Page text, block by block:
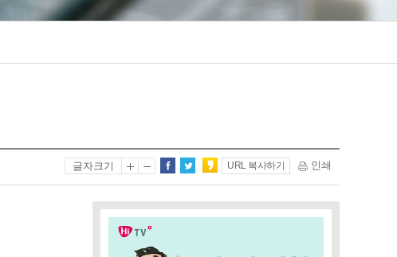
글자크기 URL 복사하기 인쇄